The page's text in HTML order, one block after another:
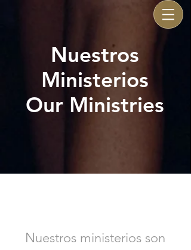
Nuestros
Ministerios
Our Ministries
Nuestros ministerios son